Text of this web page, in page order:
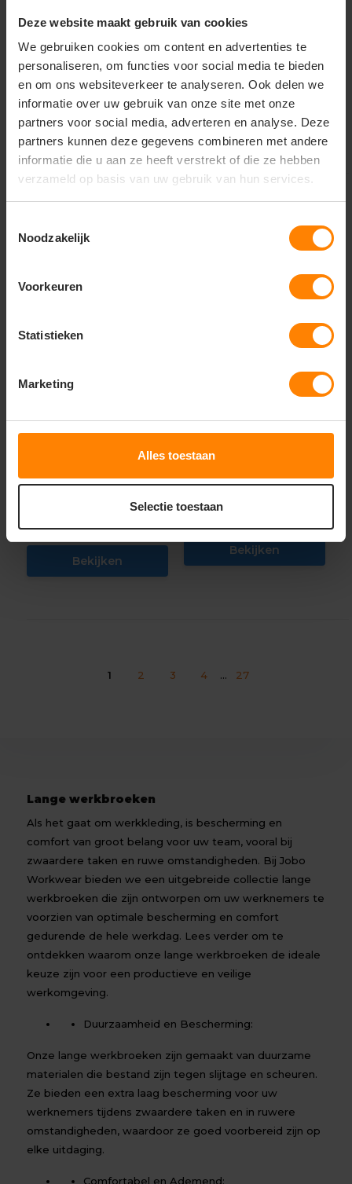
Deze website maakt gebruik van cookies
We gebruiken cookies om content en advertenties te
personaliseren, om functies voor social media te bieden
en om ons websiteverkeer te analyseren. Ook delen we
informatie over uw gebruik van onze site met onze
partners voor social media, adverteren en analyse. Deze
partners kunnen deze gegevens combineren met andere
informatie die u aan ze heeft verstrekt of die ze hebben
verzameld op basis van uw gebruik van hun services.
Noodzakelijk
Voorkeuren
Statistieken
Marketing
Alles toestaan
Selectie toestaan
Materiaal: Polyester / elastaan
Meer stuks = meer korting
Eigenschap: Stretch
69,71 Excl. btw
Materiaal: Polyester / Katoen
Fit: Regular Fit
Gratis digitale proefdruk
66,44 Excl. btw
Corporate Werkbroek
4-Way Stretch 502027
elastaan
Fit: Regular Fit
81,03 Excl. btw
Bekijken
Werkbroek 4-Way
Stretch Redefined
506113
Fit: Regular Fit
Eigenschap: Waterafstotend
Bekijken
1 2 3 4 ... 27
Lange werkbroeken
Als het gaat om werkkleding, is bescherming en
comfort van groot belang voor uw team, vooral bij
zwaardere taken en ruwe omstandigheden. Bij Jobo
Workwear bieden we een uitgebreide collectie lange
werkbroeken die zijn ontworpen om uw werknemers te
voorzien van optimale bescherming en comfort
gedurende de hele werkdag. Lees verder om te
ontdekken waarom onze lange werkbroeken de ideale
keuze zijn voor een productieve en veilige
werkomgeving.
Duurzaamheid en Bescherming:
Onze lange werkbroeken zijn gemaakt van duurzame
materialen die bestand zijn tegen slijtage en scheuren.
Ze bieden een extra laag bescherming voor uw
werknemers tijdens zwaardere taken en in ruwere
omstandigheden, waardoor ze goed voorbereid zijn op
elke uitdaging.
Comfortabel en Ademend: